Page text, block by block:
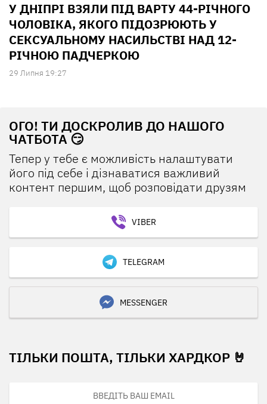
У ДНІПРІ ВЗЯЛИ ПІД ВАРТУ 44-РІЧНОГО
ЧОЛОВІКА, ЯКОГО ПІДОЗРЮЮТЬ У
СЕКСУАЛЬНОМУ НАСИЛЬСТВІ НАД 12-
РІЧНОЮ ПАДЧЕРКОЮ
29 Липня 19:27
ОГО! ТИ ДОСКРОЛИВ ДО НАШОГО
ЧАТБОТА 😏
Тепер у тебе є можливість налаштувати
його під себе і дізнаватися важливий
контент першим, щоб розповідати друзям
VIBER
TELEGRAM
MESSENGER
ТІЛЬКИ ПОШТА, ТІЛЬКИ ХАРДКОР 🤘